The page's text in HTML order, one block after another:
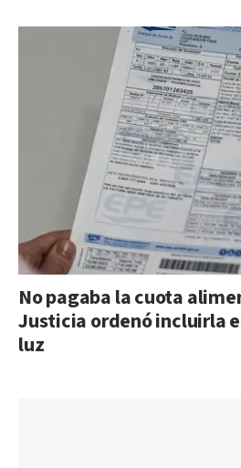
No pagaba la cuota
Justicia ordenó incluirla
luz